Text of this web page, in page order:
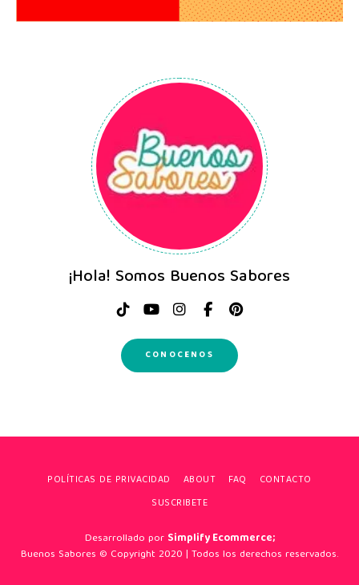
¡Hola! Somos Buenos Sabores
CONOCENOS
POLÍTICAS DE PRIVACIDAD ABOUT FAQ
CONTACTO
SUSCRIBETE
Desarrollado por Simplify Ecommerce;
Buenos Sabores © Copyright 2020 | Todos los derechos reservados.